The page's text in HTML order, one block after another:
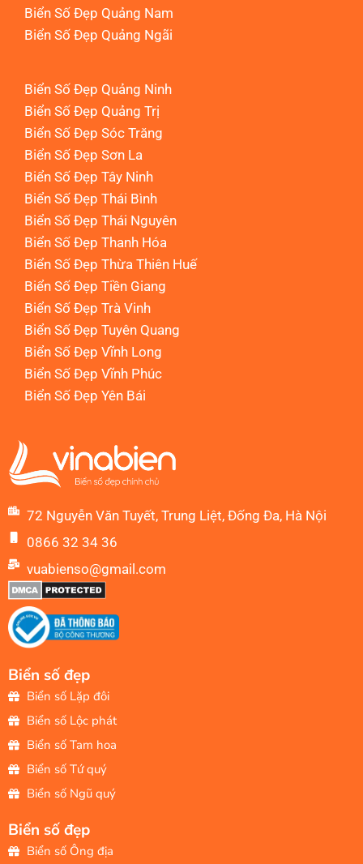
Biển Số Đẹp Quảng Nam
Biển Số Đẹp Quảng Ngãi
Biển Số Đẹp Quảng Ninh
Biển Số Đẹp Quảng Trị
Biển Số Đẹp Sóc Trăng
Biển Số Đẹp Sơn La
Biển Số Đẹp Tây Ninh
Biển Số Đẹp Thái Bình
Biển Số Đẹp Thái Nguyên
Biển Số Đẹp Thanh Hóa
Biển Số Đẹp Thừa Thiên Huế
Biển Số Đẹp Tiền Giang
Biển Số Đẹp Trà Vinh
Biển Số Đẹp Tuyên Quang
Biển Số Đẹp Vĩnh Long
Biển Số Đẹp Vĩnh Phúc
Biển Số Đẹp Yên Bái
72 Nguyễn Văn Tuyết, Trung Liệt, Đống Đa, Hà Nội
0866 32 34 36
vuabienso@gmail.com
Biển số đẹp
Biển số Lặp đôi
Biển số Lộc phát
Biển số Tam hoa
Biển số Tứ quý
Biển số Ngũ quý
Biển số đẹp
Biển số Ông địa